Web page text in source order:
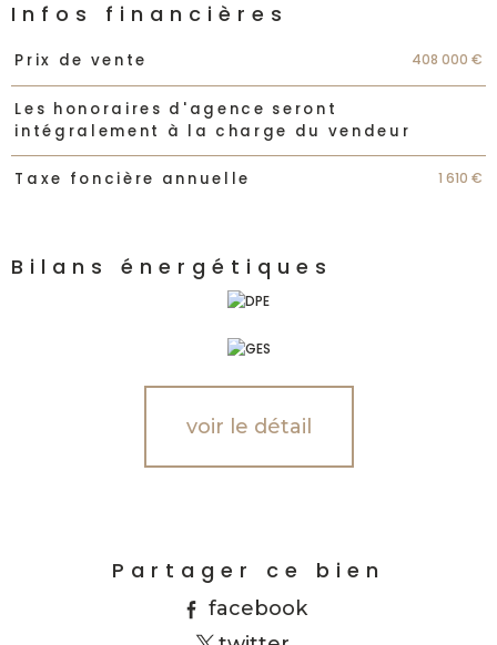
Infos financières
Caractéristiques Valeurs
Prix de vente 408 000 €
Les honoraires d'agence seront
intégralement à la charge du vendeur
Taxe foncière annuelle 1 610 €
Bilans énergétiques
voir le détail
Partager ce bien
facebook